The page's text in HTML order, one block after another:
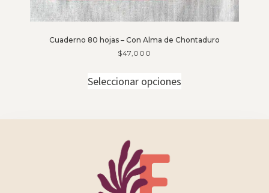
Cuaderno 80 hojas – Con Alma de Chontaduro
$47,000
Seleccionar opciones